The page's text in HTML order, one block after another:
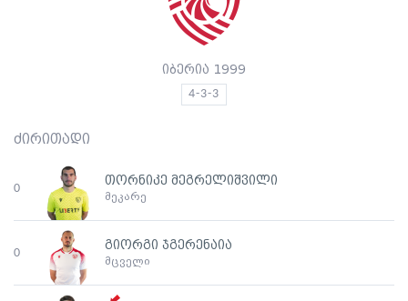
იბერია 1999
4-3-3
ძირითადი
0
თორნიკე მეგრელიშვილი
მეკარე
0
გიორგი ჯგერენაია
მცველი